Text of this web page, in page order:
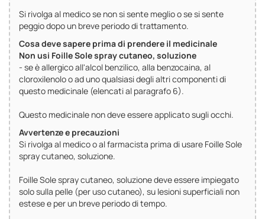
Si rivolga al medico se non si sente meglio o se si sente
peggio dopo un breve periodo di trattamento.
Cosa deve sapere prima di prendere il medicinale
Non usi Foille Sole spray cutaneo, soluzione
- se è allergico all'alcol benzilico, alla benzocaina, al
cloroxilenolo o ad uno qualsiasi degli altri componenti di
questo medicinale (elencati al paragrafo 6).
Questo medicinale non deve essere applicato sugli occhi.
Avvertenze e precauzioni
Si rivolga al medico o al farmacista prima di usare Foille Sole
spray cutaneo, soluzione.
Foille Sole spray cutaneo, soluzione deve essere impiegato
solo sulla pelle (per uso cutaneo), su lesioni superficiali non
estese e per un breve periodo di tempo.